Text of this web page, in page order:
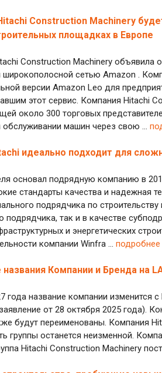
Construction Machinery
площадках в Европе
Construction Machinery объявила
широкополосной сетью Amazon .
версии Amazon Leo для
этот сервис. Компания Hitachi
около 300 торговых
обслуживании машин через свою ...
идеально подходит для
основал подрядную компанию в
стандарты качества и надежная
подрядчика по
подрядчика, так и в качестве
и энергетических
компании Winfra ... подробнее
Компании и Бренда на
года название компании изменится
от 28 октября 2025 года).
будут переименованы. Компания
группы останется неизменной.
Hitachi Construction Machinery